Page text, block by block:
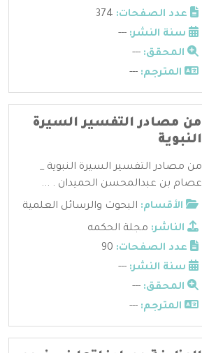
عدد الصفحات:
سنة النشر: ---
المحقق: ---
المترجم: ---
من مصادر التفسير السيرة
النبوية
من مصادر التفسير السيرة النبوية _
عصام بن عبدالمحسن الحميدان . ...
الأقسام: البحوث والرسائل العلمية
الناشر: مجلة الحكمه
عدد الصفحات:
سنة النشر: ---
المحقق: ---
المترجم: ---